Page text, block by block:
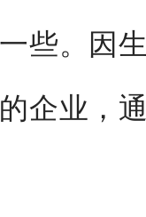
些。因
企业，